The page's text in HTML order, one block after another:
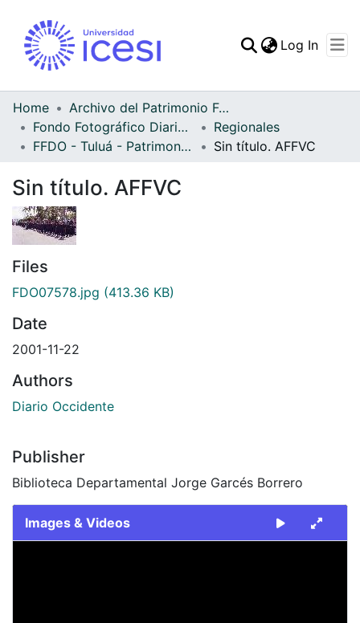
Statistics
Log In
Home
Archivo del Patrimonio Fotográfico y Fílmico del Valle del Cauca
Fondo Fotográfico Diario Occidente
Regionales
FFDO - Tuluá - Patrimonial
Sin título. AFFVC
Sin título. AFFVC
Files
FDO07578.jpg (413.36 KB)
Date
2001-11-22
Authors
Diario Occidente
Publisher
Biblioteca Departamental Jorge Garcés Borrero
Images & Videos